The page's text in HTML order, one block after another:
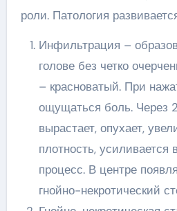
роли. Патология
Инфильтрация –
голове без четко
– красноватый. При
ощущаться боль. Через
вырастает, опухает,
плотность, усиливается
процесс. В центре
гнойно-некротический